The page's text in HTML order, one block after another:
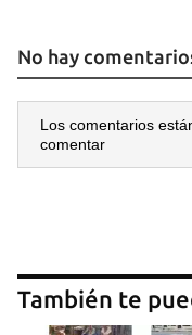
No hay
Los comentarios
comentar
También te